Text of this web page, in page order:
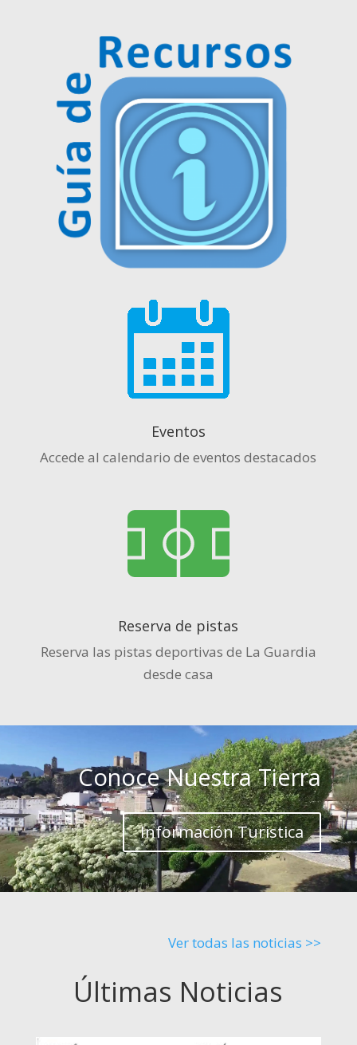
Eventos
Accede al calendario de eventos destacados
Reserva de pistas
Reserva las pistas deportivas de La Guardia
desde casa
Conoce Nuestra Tierra
Información Turistica
Ver todas las noticias >>
Últimas Noticias